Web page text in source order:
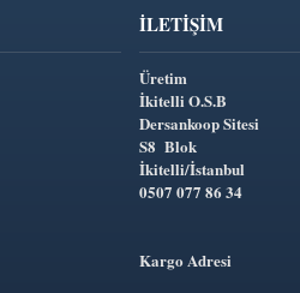
İLETIŞIM
Üretim
İkitelli O.S.B
Dersankoop Sitesi
S8 Blok
İkitelli/İstanbul
0507 077 86 34
Kargo Adresi